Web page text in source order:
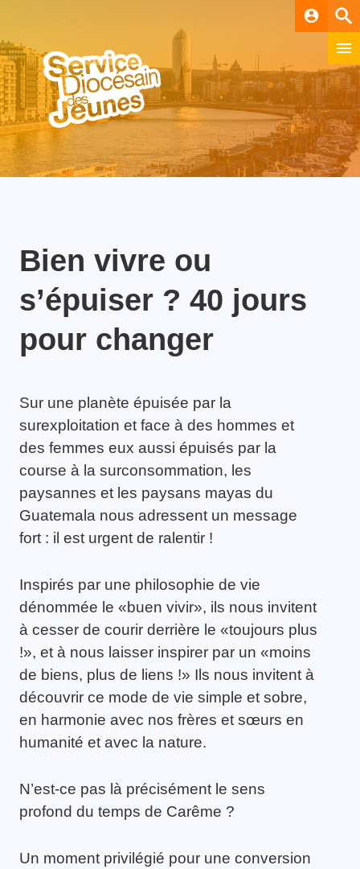
account_circle
Bien vivre ou
s’épuiser ? 40 jours
pour changer
Sur une planète épuisée par la
surexploitation et face à des hommes et
des femmes eux aussi épuisés par la
course à la surconsommation, les
paysannes et les paysans mayas du
Guatemala nous adressent un message
fort : il est urgent de ralentir !
Inspirés par une philosophie de vie
dénommée le «buen vivir», ils nous invitent
à cesser de courir derrière le «toujours plus
!», et à nous laisser inspirer par un «moins
de biens, plus de liens !» Ils nous invitent à
découvrir ce mode de vie simple et sobre,
en harmonie avec nos frères et sœurs en
humanité et avec la nature.
N’est-ce pas là précisément le sens
profond du temps de Carême ?
Un moment privilégié pour une conversion